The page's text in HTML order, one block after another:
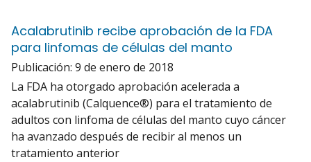
Acalabrutinib recibe aprobación de la FDA
para linfomas de células del manto
Publicación: 9 de enero de 2018
La FDA ha otorgado aprobación acelerada a
acalabrutinib (Calquence®) para el tratamiento de
adultos con linfoma de células del manto cuyo cáncer
ha avanzado después de recibir al menos un
tratamiento anterior